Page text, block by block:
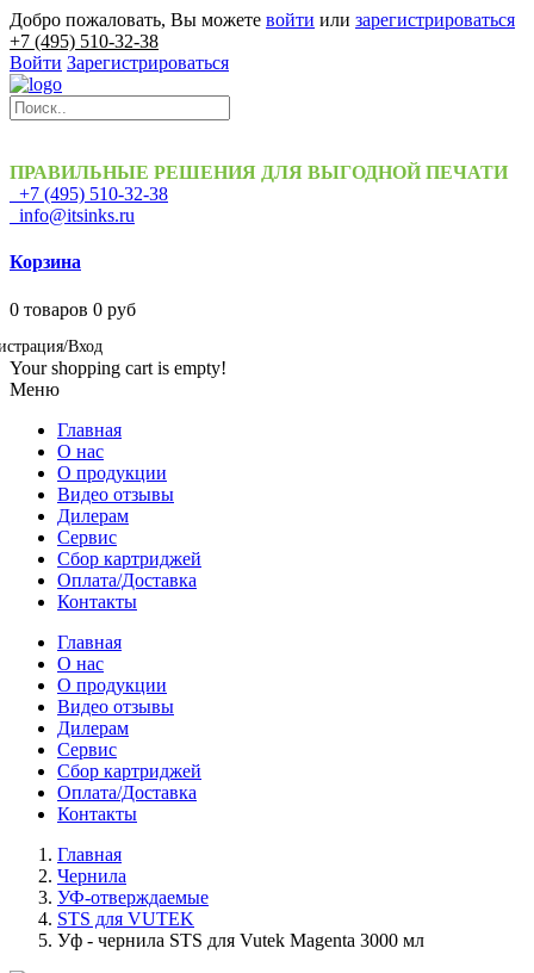
Добро пожаловать, Вы можете войти или зарегистрироваться
+7 (495) 510-32-38
Войти Зарегистрироваться
ПРАВИЛЬНЫЕ РЕШЕНИЯ ДЛЯ ВЫГОДНОЙ ПЕЧАТИ
+7 (495) 510-32-38
info@itsinks.ru
Корзина
0 товаров 0 руб
Вход
Your shopping cart is empty!
Меню
Главная
О нас
О продукции
Видео отзывы
Дилерам
Сервис
Сбор картриджей
Оплата/Доставка
Контакты
Главная
О нас
О продукции
Видео отзывы
Дилерам
Сервис
Сбор картриджей
Оплата/Доставка
Контакты
Главная
Чернила
УФ-отверждаемые
STS для VUTEK
Уф - чернила STS для Vutek Magenta 3000 мл